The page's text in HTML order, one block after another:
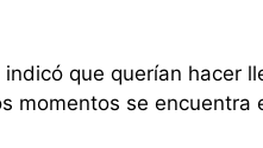
que querían hacer
momentos se